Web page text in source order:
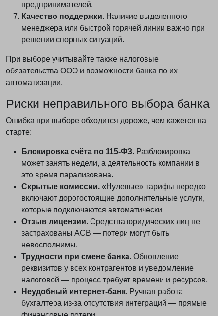
предпринимателей.
Качество поддержки. Наличие выделенного
менеджера или быстрой горячей линии важно при
решении спорных ситуаций.
При выборе учитывайте также налоговые
обязательства ООО и возможности банка по их
автоматизации.
Риски неправильного выбора банка
Ошибка при выборе обходится дороже, чем кажется на
старте:
Блокировка счёта по 115-ФЗ. Разблокировка
может занять недели, а деятельность компании в
это время парализована.
Скрытые комиссии. «Нулевые» тарифы нередко
включают дорогостоящие дополнительные услуги,
которые подключаются автоматически.
Отзыв лицензии. Средства юридических лиц не
застрахованы АСВ — потери могут быть
невосполнимы.
Трудности при смене банка. Обновление
реквизитов у всех контрагентов и уведомление
налоговой — процесс требует времени и ресурсов.
Неудобный интернет-банк. Ручная работа
бухгалтера из-за отсутствия интеграций — прямые